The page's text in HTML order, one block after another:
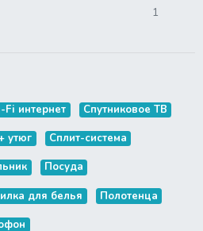
1
интернет Спутниковое ТВ
утюг Сплит-система
Посуда
для белья Полотенца